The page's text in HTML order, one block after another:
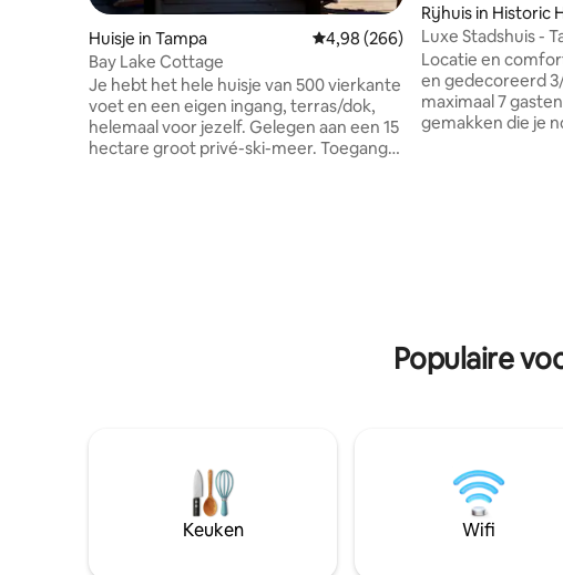
Huisje in Tampa Gemiddelde beoordeling van
4,98 (266)
Bay Lake Cottage
Je hebt het hele huisje van 500 vierkante
voet en een eigen ingang, terras/dok,
helemaal voor jezelf. Gelegen aan een 15
hectare groot privé-ski-meer. Toegang
Rijhuis in Historic
Luxe Stadshuis - Tampa/Hyde
Park/Amalie/Bucs
Locatie en
en gedecoreerd
maximaal 7
gemakken die je
Populaire
Keuken Wifi